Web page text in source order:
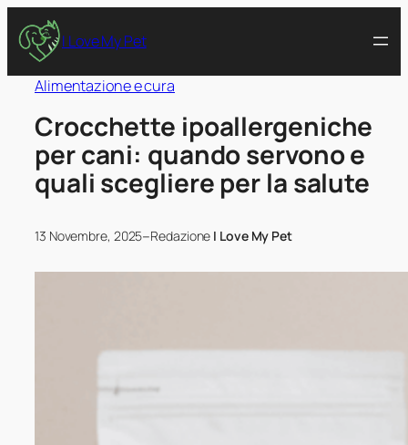
I Love My Pet
Alimentazione e cura
Crocchette ipoallergeniche
per cani: quando servono e
quali scegliere per la salute
13 Novembre, 2025–Redazione I Love My Pet